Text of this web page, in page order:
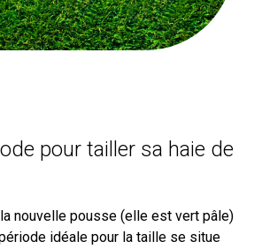
pour tailler sa haie de
nouvelle pousse (elle est vert pâle)
idéale pour la taille se situe